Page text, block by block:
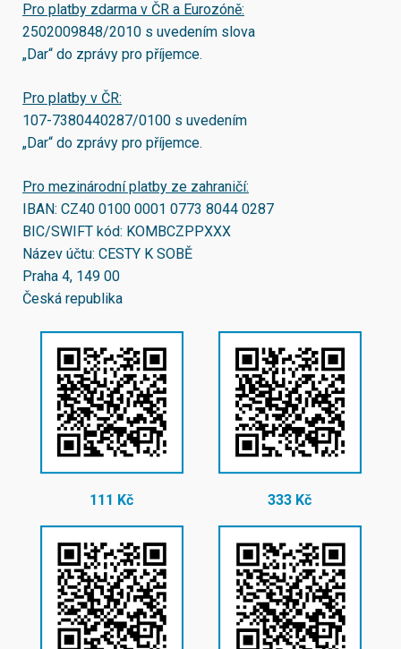
Pro platby zdarma v ČR a Eurozóně:
2502009848/2010 s uvedením slova
„Dar“ do zprávy pro příjemce.
Pro platby v ČR:
107-7380440287/0100 s uvedením
„Dar“ do zprávy pro příjemce.
Pro mezinárodní platby ze zahraničí:
IBAN: CZ40 0100 0001 0773 8044 0287
BIC/SWIFT kód: KOMBCZPPXXX
Název účtu: CESTY K SOBĚ
Praha 4, 149 00
Česká republika
111 Kč 333 Kč